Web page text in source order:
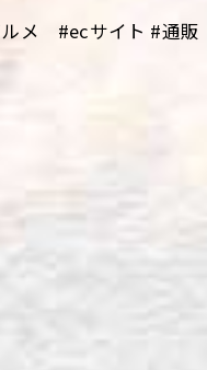
メ #ecサイト #通販